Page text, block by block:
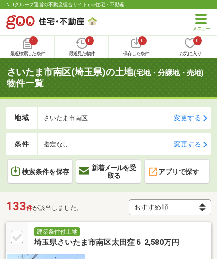
NTTグループ運営の不動産総合サイト goo住宅・不動産
1
最近検索した条件
0
最近見た物件
0
保存した条件
0
お気に入り
さいたま市南区(埼玉県)の土地(宅地・分譲地・売地)
物件一覧
地域 さいたま市南区 変更する
条件 指定なし 変更する
検索条件を保存
新着メールを受
取る
アプリで探す
133件が該当しました。
建築条件付土地
埼玉県さいたま市南区太田窪５ 2,580万円